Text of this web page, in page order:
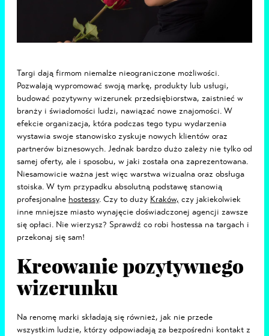
Targi dają firmom niemalże nieograniczone możliwości.
Pozwalają wypromować swoją markę, produkty lub usługi,
budować pozytywny wizerunek przedsiębiorstwa, zaistnieć w
branży i świadomości ludzi, nawiązać nowe znajomości. W
efekcie organizacja, która podczas tego typu wydarzenia
wystawia swoje stanowisko zyskuje nowych klientów oraz
partnerów biznesowych. Jednak bardzo dużo zależy nie tylko od
samej oferty, ale i sposobu, w jaki została ona zaprezentowana.
Niesamowicie ważna jest więc warstwa wizualna oraz obsługa
stoiska. W tym przypadku absolutną podstawę stanowią
profesjonalne hostessy. Czy to duży Kraków, czy jakiekolwiek
inne mniejsze miasto wynajęcie doświadczonej agencji zawsze
się opłaci. Nie wierzysz? Sprawdź co robi hostessa na targach i
przekonaj się sam!
Kreowanie pozytywnego
wizerunku
Na renomę marki składają się również, jak nie przede
wszystkim ludzie, którzy odpowiadają za bezpośredni kontakt z